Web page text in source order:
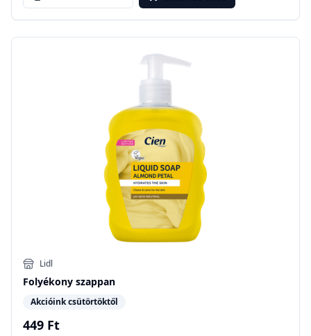
Lidl
Folyékony szappan
Akcióink csütörtöktől
449 Ft